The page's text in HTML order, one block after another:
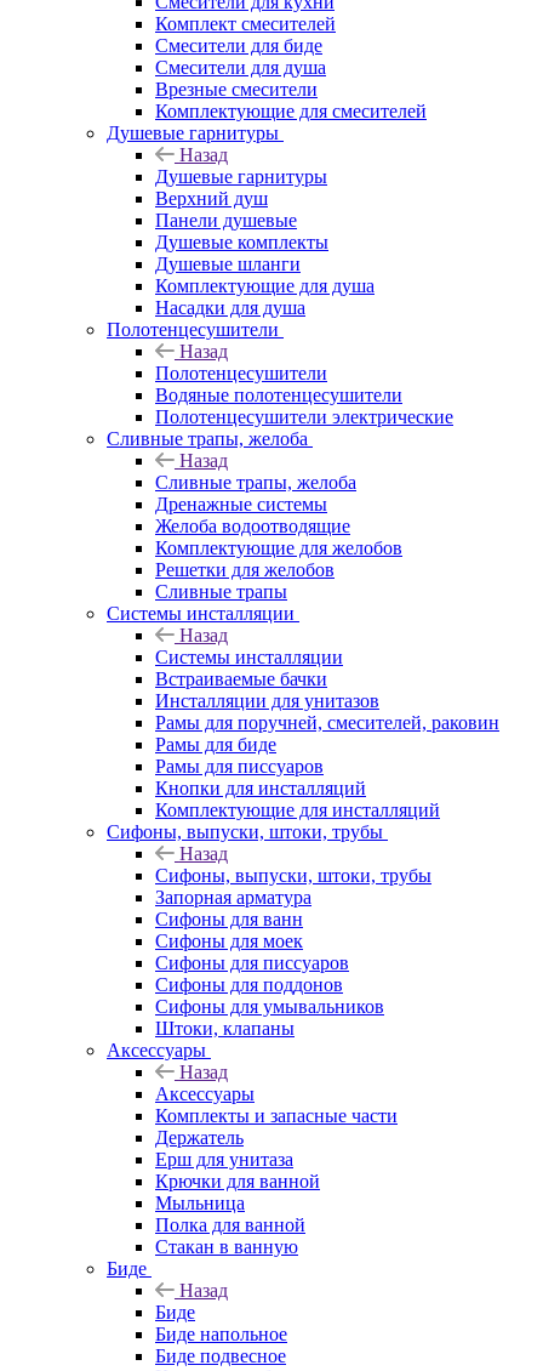
Комплект смесителей
Смесители для биде
Смесители для душа
Врезные смесители
Комплектующие для смесителей
Душевые гарнитуры
Назад
Душевые гарнитуры
Верхний душ
Панели душевые
Душевые комплекты
Душевые шланги
Комплектующие для душа
Насадки для душа
Полотенцесушители
Назад
Полотенцесушители
Водяные полотенцесушители
Полотенцесушители электрические
Сливные трапы, желоба
Назад
Сливные трапы, желоба
Дренажные системы
Желоба водоотводящие
Комплектующие для желобов
Решетки для желобов
Сливные трапы
Системы инсталляции
Назад
Системы инсталляции
Встраиваемые бачки
Инсталляции для унитазов
Рамы для поручней, смесителей, раковин
Рамы для биде
Рамы для писсуаров
Кнопки для инсталляций
Комплектующие для инсталляций
Сифоны, выпуски, штоки, трубы
Назад
Сифоны, выпуски, штоки, трубы
Запорная арматура
Сифоны для ванн
Сифоны для моек
Сифоны для писсуаров
Сифоны для поддонов
Сифоны для умывальников
Штоки, клапаны
Аксессуары
Назад
Аксессуары
Комплекты и запасные части
Держатель
Ерш для унитаза
Крючки для ванной
Мыльница
Полка для ванной
Стакан в ванную
Биде
Назад
Биде
Биде напольное
Биде подвесное